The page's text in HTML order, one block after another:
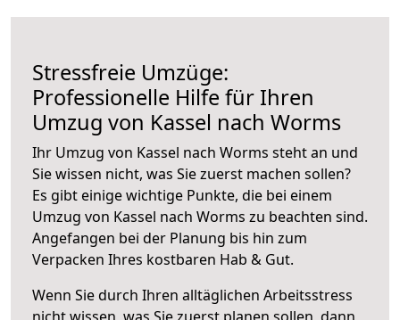
Stressfreie Umzüge:
Professionelle Hilfe für Ihren
Umzug von Kassel nach Worms
Ihr Umzug von Kassel nach Worms steht an und
Sie wissen nicht, was Sie zuerst machen sollen?
Es gibt einige wichtige Punkte, die bei einem
Umzug von Kassel nach Worms zu beachten sind.
Angefangen bei der Planung bis hin zum
Verpacken Ihres kostbaren Hab & Gut.
Wenn Sie durch Ihren alltäglichen Arbeitsstress